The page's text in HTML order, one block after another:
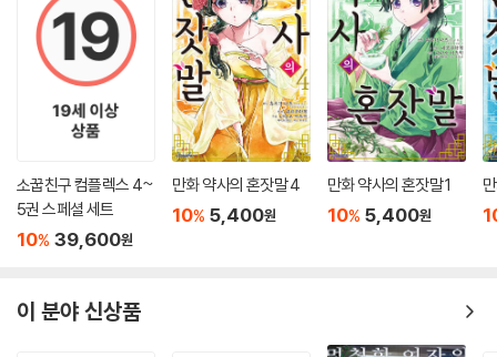
소꿉친구 컴플렉스 4~
5권 스페셜 세트
10% 39,600원
만화 약사의 혼잣말 4
10% 5,400원
만화 약사의 혼잣말 1
10% 5,400원
이 분야 신상품